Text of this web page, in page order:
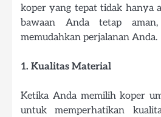
koper yang tepat tidak hanya
bawaan Anda tetap
memudahkan perjalanan Anda.
1. Kualitas Material
Ketika Anda memilih koper
untuk memperhatikan